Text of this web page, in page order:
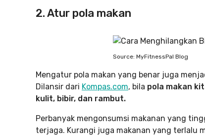
2. Atur pola makan
Source: MyFitnessPal Blog
Mengatur pola makan yang benar juga
Dilansir dari Kompas.com, bila pola makan
kulit, bibir, dan rambut.
Perbanyak mengonsumsi makanan yang
terjaga. Kurangi juga makanan yang terlalu